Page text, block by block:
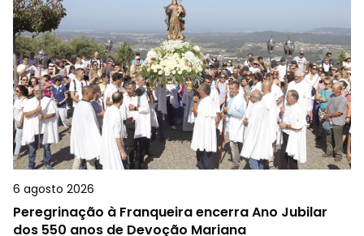
6 agosto 2026
Peregrinação à Franqueira encerra Ano Jubilar
dos 550 anos de Devoção Mariana